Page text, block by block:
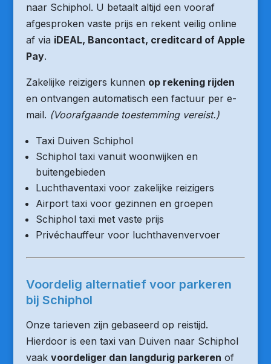
naar Schiphol. U betaalt altijd een vooraf
afgesproken vaste prijs en rekent veilig online
af via iDEAL, Bancontact, creditcard of Apple
Pay.
Zakelijke reizigers kunnen op rekening rijden
en ontvangen automatisch een factuur per e-
mail. (Voorafgaande toestemming vereist.)
Taxi Duiven Schiphol
Schiphol taxi vanuit woonwijken en
buitengebieden
Luchthaventaxi voor zakelijke reizigers
Airport taxi voor gezinnen en groepen
Schiphol taxi met vaste prijs
Privéchauffeur voor luchthavenvervoer
Voordelig alternatief voor parkeren
bij Schiphol
Onze tarieven zijn gebaseerd op reistijd.
Hierdoor is een taxi van Duiven naar Schiphol
vaak voordeliger dan langdurig parkeren of